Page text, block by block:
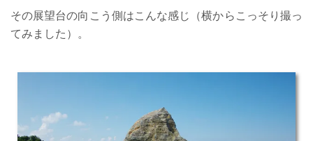
その展望台の向こう側はこんな感じ（横からこっそり撮っ
てみました）。